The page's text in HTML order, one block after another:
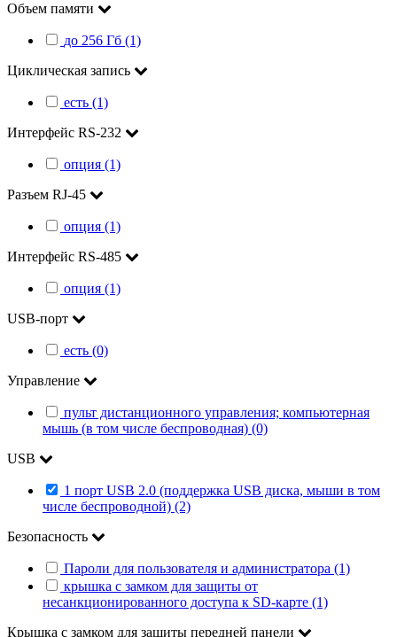
Объем памяти
до 256 Гб (1)
Циклическая запись
есть (1)
Интерфейс RS-232
опция (1)
Разъем RJ-45
опция (1)
Интерфейс RS-485
опция (1)
USB-порт
есть (0)
Управление
пульт дистанционного управления; компьютерная
мышь (в том числе беспроводная) (0)
USB
1 порт USB 2.0 (поддержка USB диска, мыши в том
числе беспроводной) (2)
Безопасность
Пароли для пользователя и администратора (1)
крышка с замком для защиты от
несанкционированного доступа к SD-карте (1)
Крышка с замком для защиты передней панели